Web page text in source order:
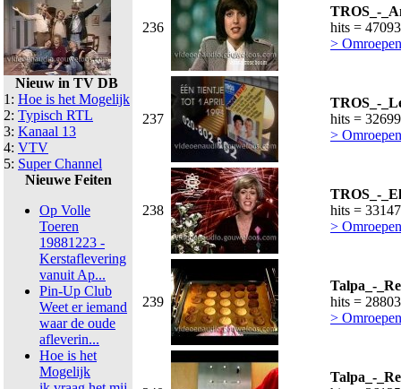
Nieuw in TV DB
1: Hoe is het Mogelijk
2: Typisch RTL
3: Kanaal 13
4: VTV
5: Super Channel
Nieuwe Feiten
Op Volle
Toeren
19881223 -
Kerstaflevering
vanuit Ap...
Pin-Up Club
Weet er iemand
waar de oude
afleverin...
Hoe is het
Mogelijk
236
TROS_-
hits = 47093
>
237
TROS_-
hits = 32699
>
238
TROS_-
hits = 33147
>
239
Talpa_-
hits = 28803
>
Talpa_-